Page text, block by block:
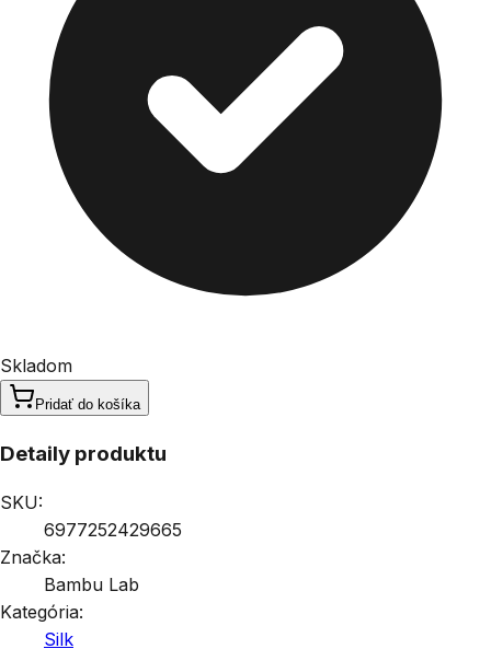
Skladom
Pridať do košíka
Detaily produktu
SKU:
6977252429665
Značka:
Bambu Lab
Kategória:
Silk